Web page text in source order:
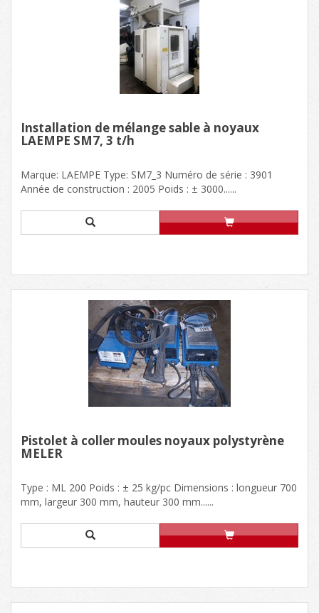
Installation de mélange sable à noyaux
LAEMPE SM7, 3 t/h
Marque: LAEMPE Type: SM7_3 Numéro de série : 3901
Année de construction : 2005 Poids : ± 3000......
Pistolet à coller moules noyaux polystyrène
MELER
Type : ML 200 Poids : ± 25 kg/pc Dimensions : longueur 700
mm, largeur 300 mm, hauteur 300 mm......